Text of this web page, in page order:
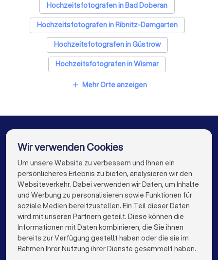
Hochzeitsfotografen in Bad Doberan
Hochzeitsfotografen in Ribnitz-Damgarten
Hochzeitsfotografen in Güstrow
Hochzeitsfotografen in Wismar
Hochzeitsfotografen in Berlin
Hochzeitsfotografen in Köln
Hochzeitsfotografen in Frankfurt am Main
Hochzeitsfotografen in Stuttgart
Hochzeitsfotografen in Düsseldorf
Hochzeitsfotografen in Dortmund
Hochzeitsfotografen in Essen
add Mehr Orte anzeigen
Die besten Unternehmen für Sie
info@trustlocal.de
FÜR PRIVATPERSONEN
Wir verwenden Cookies
Um unsere Website zu verbessern und Ihnen ein
persönlicheres Erlebnis zu bieten, analysieren wir den
Websiteverkehr. Dabei verwenden wir Daten, um Inhalte
und Werbung zu personalisieren sowie Funktionen für
soziale Medien bereitzustellen. Ein Teil dieser Daten
wird mit unseren Partnern geteilt. Diese können die
Informationen mit Daten kombinieren, die Sie ihnen
bereits zur Verfügung gestellt haben oder die sie im
Rahmen Ihrer Nutzung ihrer Dienste gesammelt haben.